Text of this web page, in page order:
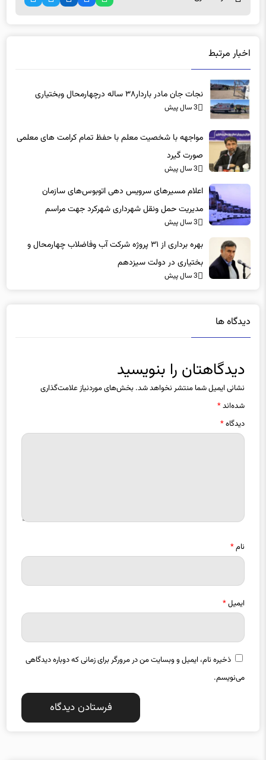
اخبار مرتبط
نجات جان مادر باردار۳۸ ساله درچهارمحال وبختیاری
3 سال پیش
مواجهه با شخصیت معلم با حفظ تمام کرامت های معلمی
صورت گیرد
3 سال پیش
اعلام مسیرهای سرویس دهی اتوبوس‌های سازمان
مدیریت حمل ونقل شهرداری شهرکرد جهت مراسم
راهپیمایی یوم‌الله ۲۲بهمن
3 سال پیش
بهره برداری از ۳۱ پروژه شرکت آب وفاضلاب چهارمحال و
بختیاری در دولت سیزدهم
3 سال پیش
دیدگاه ها
دیدگاهتان را بنویسید
نشانی ایمیل شما منتشر نخواهد شد. بخش‌های موردنیاز علامت‌گذاری
شده‌اند*
دیدگاه*
نام*
ایمیل*
ذخیره نام، ایمیل و وبسایت من در مرورگر برای زمانی که دوباره دیدگاهی
می‌نویسم.